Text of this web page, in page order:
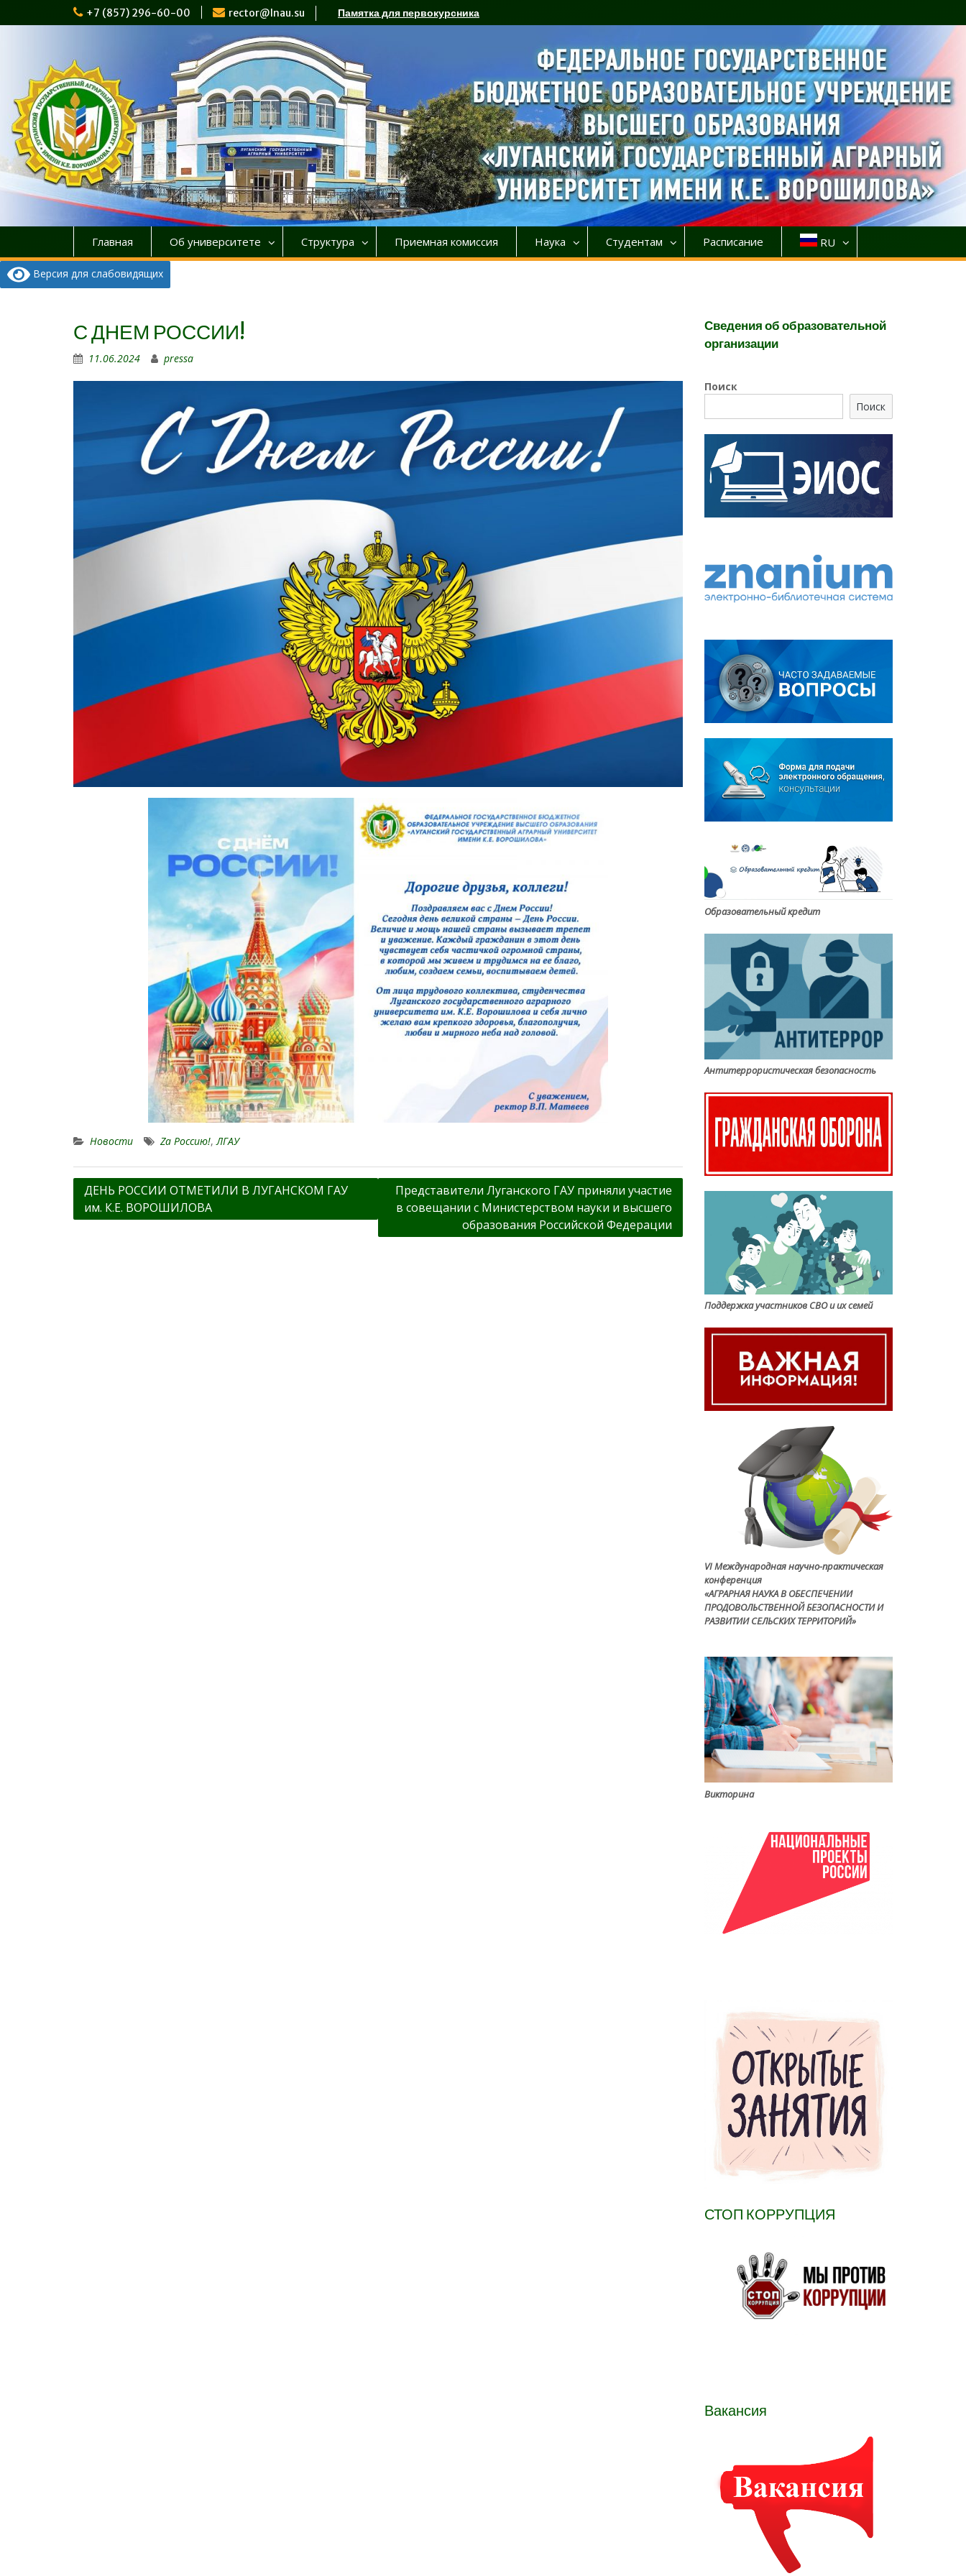
к
+7 (857) 296-60-00 rector@lnau.su Памятка для первокурсника
Главная Об университете Структура Приемная комиссия Наука Студентам Расписание RU
Версия для слабовидящих
С ДНЕМ РОССИИ!
11.06.2024 pressa
Новости Zа Россию!,ЛГАУ
Навигация
по
ДЕНЬ РОССИИ ОТМЕТИЛИ В ЛУГАНСКОМ ГАУ
им. К.Е. ВОРОШИЛОВА
Представители Луганского ГАУ приняли участие
в совещании с Министерством науки и высшего
образования Российской Федерации
Сведения об образовательной
организации
Поиск
Поиск
Образовательный кредит
Антитеррористическая безопасность
Поддержка участников СВО и их семей
VI Международная научно-практическая
конференция
«АГРАРНАЯ НАУКА В ОБЕСПЕЧЕНИИ
ПРОДОВОЛЬСТВЕННОЙ БЕЗОПАСНОСТИ И
РАЗВИТИИ СЕЛЬСКИХ ТЕРРИТОРИЙ»
Викторина
СТОП КОРРУПЦИЯ
Вакансия